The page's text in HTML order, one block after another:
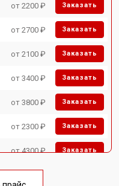
от 2200 ₽ Заказать
от 2700 ₽ Заказать
от 2100 ₽ Заказать
от 3400 ₽ Заказать
от 3800 ₽ Заказать
от 2300 ₽ Заказать
от 4300 ₽ Заказать